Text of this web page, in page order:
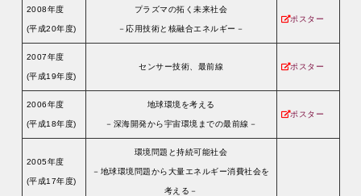
2008年度
(平成20年度)
プラズマの拓く未来社会
－応用技術と核融合エネルギー－
ポスター
2007年度
(平成19年度)
センサー技術、最前線 ポスター
2006年度
(平成18年度)
地球環境を考える
－深海開発から宇宙環境までの最前線－
ポスター
2005年度
(平成17年度)
環境問題と持続可能社会
－地球環境問題から大量エネルギー消費社会を
考える－